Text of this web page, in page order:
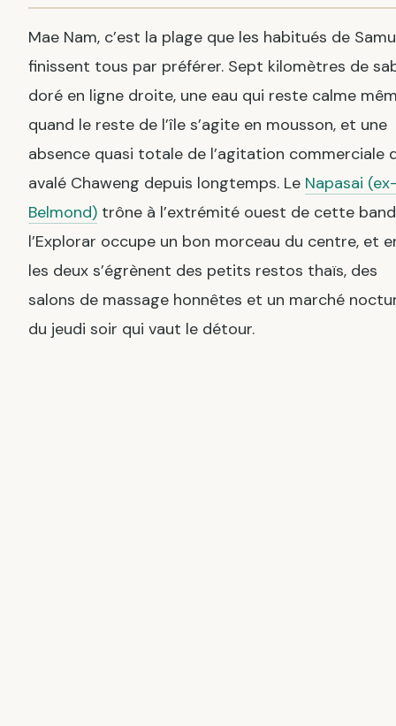
Mae Nam, c’est la plage que les habitués de
finissent tous par préférer. Sept kilomètres de
doré en ligne droite, une eau qui reste calme
quand le reste de l’île s’agite en mousson, et une
absence quasi totale de l’agitation commerciale
avalé Chaweng depuis longtemps. Le Napasai
Belmond) trône à l’extrémité ouest de cette
l’Explorar occupe un bon morceau du centre, et
les deux s’égrènent des petits restos thaïs, des
salons de massage honnêtes et un marché
du jeudi soir qui vaut le détour.